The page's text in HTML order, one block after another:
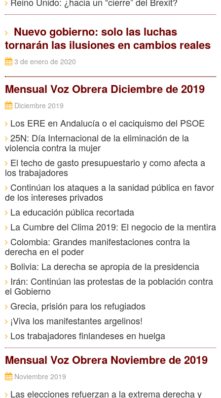
Nuevo gobierno: solo las luchas
tornarán las ilusiones en cambios reales
3 de enero de 2020
Mensual Voz Obrera Diciembre de 2019
Diciembre 2019
Los ERE en Andalucía o el caciquismo del PSOE
25N: Día Internacional de la eliminación de la
violencia contra la mujer
El techo de gasto presupuestario y como afecta a
los trabajadores
Continúan los ataques a la sanidad pública en favor
de los intereses privados
La educación pública recortada
La Cumbre del Clima 2019: El negocio de la mentira
Colombia: Grandes manifestaciones contra la
derecha en el poder
Bolivia: La derecha se apropia de la presidencia
Irán: Continúan las protestas de la población contra
el Gobierno
Grecia, prisión para los refugiados
¡Viva los manifestantes argelinos!
Los trabajadores finlandeses en huelga
Mensual Voz Obrera Noviembre de 2019
Noviembre 2019
Las elecciones refuerzan a la extrema derecha y